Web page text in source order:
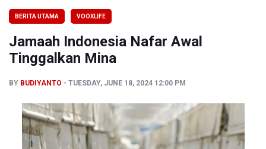
Sekolah Perlu Menyiapkan Guru dan Sistem
BERITA UTAMA VOOXLIFE
Jamaah Indonesia Nafar Awal
Tinggalkan Mina
BY BUDIYANTO TUESDAY, JUNE 18, 2024 12:00 PM